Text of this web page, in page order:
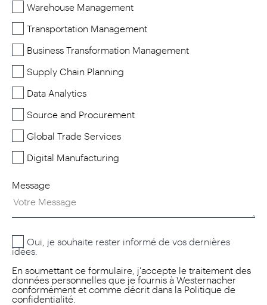
Warehouse Management
Transportation Management
Business Transformation Management
Supply Chain Planning
Data Analytics
Source and Procurement
Global Trade Services
Digital Manufacturing
Message
Oui, je souhaite rester informé de vos dernières
idées.
En soumettant ce formulaire, j'accepte le traitement des
données personnelles que je fournis à Westernacher
conformément et comme décrit dans la Politique de
confidentialité.